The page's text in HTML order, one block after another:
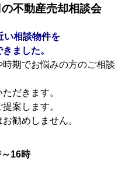
の不動産売却相談会
い相談物件を
ました。
期でお悩みの方のご相談
だきます。
案します。
勧めしません。
16時